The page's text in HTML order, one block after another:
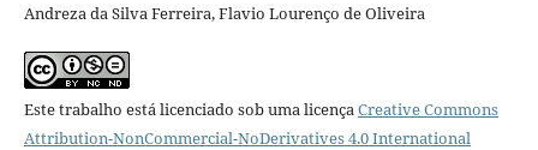
Andreza da Silva Ferreira, Flavio Lourenço de Oliveira
Este trabalho está licenciado sob uma licençaCreative Commons
Attribution-NonCommercial-NoDerivatives 4.0 International